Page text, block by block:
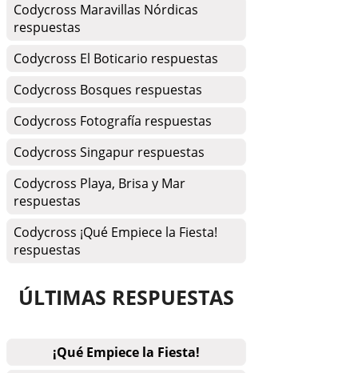
Codycross Maravillas Nórdicas
respuestas
Codycross El Boticario respuestas
Codycross Bosques respuestas
Codycross Fotografía respuestas
Codycross Singapur respuestas
Codycross Playa, Brisa y Mar
respuestas
Codycross ¡Qué Empiece la Fiesta!
respuestas
ÚLTIMAS RESPUESTAS
¡Qué Empiece la Fiesta!